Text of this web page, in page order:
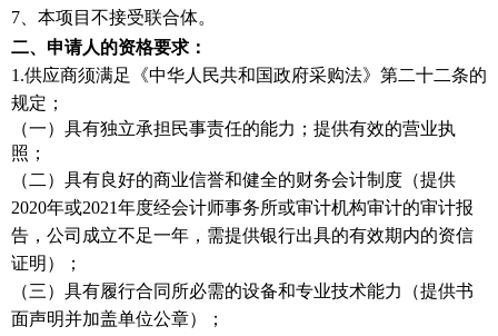
7、本项目不接受联合体。
二、申请人的资格要求：
1.供应商须满足《中华人民共和国政府采购法》第二十二条的
规定；
（一）具有独立承担民事责任的能力； 提供有效的营业执
照；
（二）具有良好的商业信誉和健全的财务会计制度（提供
2020年或2021年度经会计师事务所或审计机构审计的审计报
告，公司成立不足一年， 需提供银行出具的有效期内的资信
证明 ）；
（三）具有履行合同所必需的设备和专业技术能力（提供书
面声明并加盖单位公章）；